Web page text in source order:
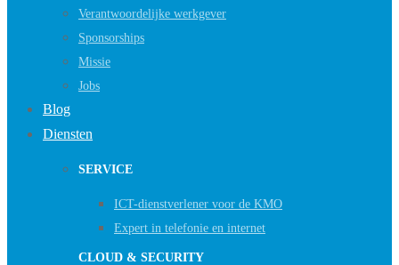
Verantwoordelijke werkgever
Sponsorships
Missie
Jobs
Blog
Diensten
SERVICE
ICT-dienstverlener voor de KMO
Expert in telefonie en internet
CLOUD & SECURITY